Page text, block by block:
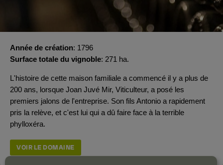
Année de création 1796
Surface totale du vignoble 271 ha.
L'histoire de cette maison familiale a commencé il y a plus de
200 ans, lorsque Joan Juvé Mir, Viticulteur, a posé les
premiers jalons de l'entreprise. Son fils Antonio a rapidement
pris la relève, et c'est lui qui a dû faire face à la terrible
phylloxéra.
VOIR LE DOMAINE